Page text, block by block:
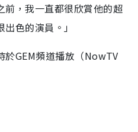
前，我一直都很欣賞他的超
色的演員。」
於GEM頻道播放（NowTV